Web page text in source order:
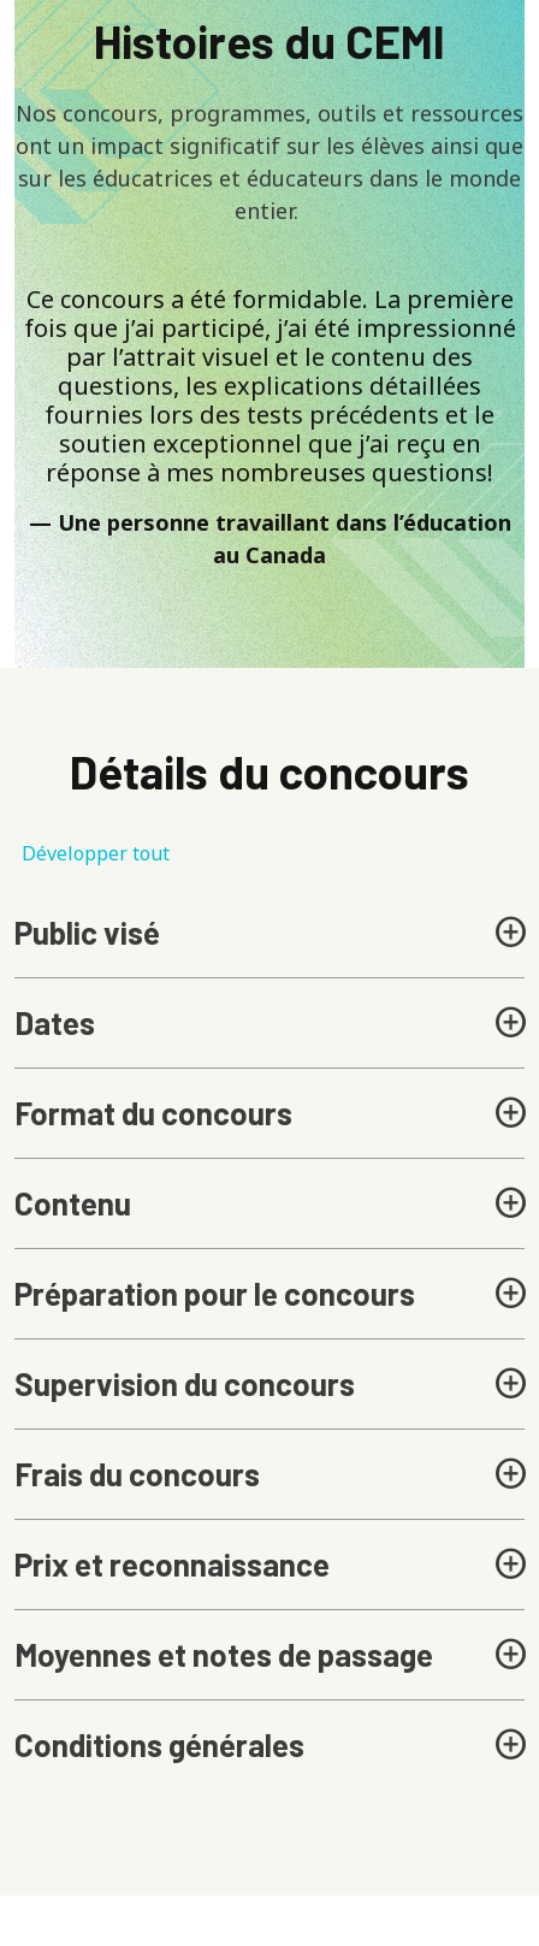
Histoires du CEMI
Nos concours, programmes, outils et ressources
ont un impact significatif sur les élèves ainsi que
sur les éducatrices et éducateurs dans le monde
entier.
Ce concours a été formidable. La première
fois que j’ai participé, j’ai été impressionné
par l’attrait visuel et le contenu des
questions, les explications détaillées
fournies lors des tests précédents et le
soutien exceptionnel que j’ai reçu en
réponse à mes nombreuses questions!
Une personne travaillant dans l’éducation
au Canada
Détails du concours
Développer tout
Public visé
Dates
Format du concours
Contenu
Préparation pour le concours
Supervision du concours
Frais du concours
Prix et reconnaissance
Moyennes et notes de passage
Conditions générales